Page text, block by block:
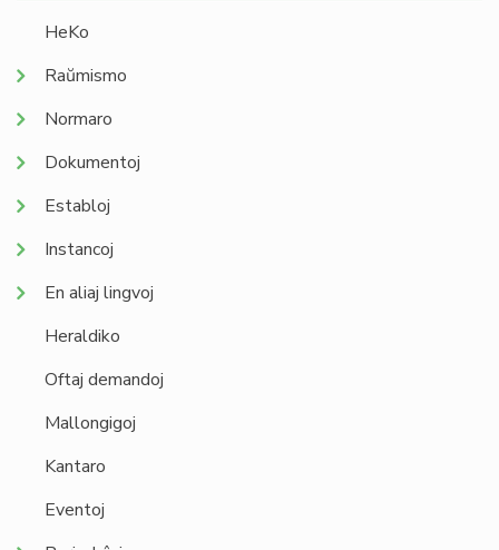
HeKo
Raŭmismo
Normaro
Dokumentoj
Establoj
Instancoj
En aliaj lingvoj
Heraldiko
Oftaj demandoj
Mallongigoj
Kantaro
Eventoj